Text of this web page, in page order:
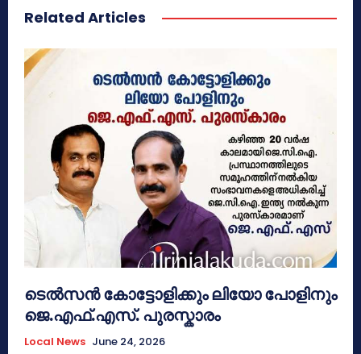
Related Articles
ടെൽസൻ കോട്ടോളിക്കും ലിയോ പോളിനും
ജെ.എഫ്.എസ്. പുരസ്കാരം
Local News June 24, 2026